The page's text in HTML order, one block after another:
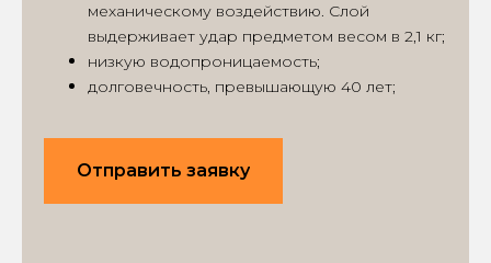
механическому воздействию. Слой
выдерживает удар предметом весом в 2,1 кг;
низкую водопроницаемость;
долговечность, превышающую 40 лет;
Отправить заявку